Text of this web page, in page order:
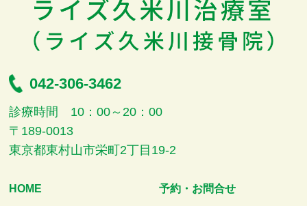
042-306-3462
診療時間 10：00～20：00
〒189-0013
東京都東村山市栄町2丁目19-2
HOME 予約・お問合せ